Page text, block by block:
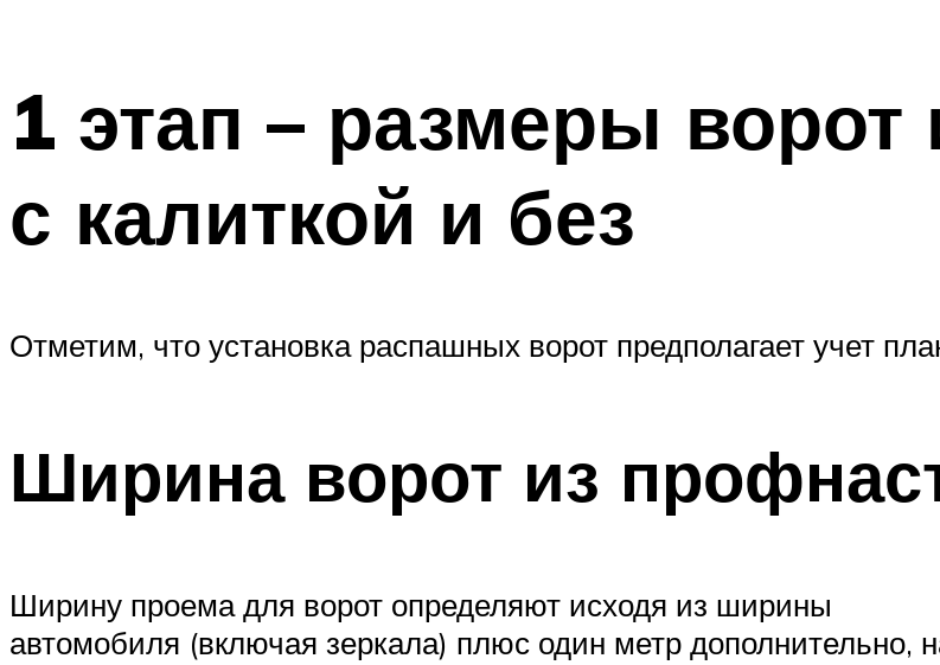
1 этап – размеры
с калиткой и без
Отметим, что установка распашных ворот предполагает учет
Ширина ворот из
Ширину проема для ворот определяют исходя из ширины
автомобиля (включая зеркала) плюс один метр дополнительно,